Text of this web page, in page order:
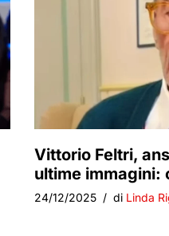
Vittorio Feltri,
ultime immagini:
24/12/2025 di Linda